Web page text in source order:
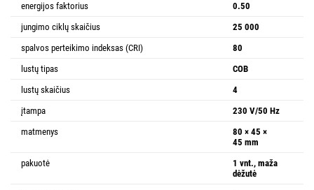
energijos faktorius
0.50
jungimo ciklų skaičius
25 000
spalvos perteikimo indeksas (CRI)
80
lustų tipas
COB
lustų skaičius
4
įtampa
230 V/50 Hz
matmenys
80 × 45 ×
45 mm
pakuotė
1 vnt., maža
dėžutė